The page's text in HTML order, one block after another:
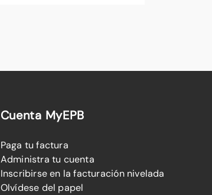
Cuenta MyEPB
Paga tu factura
Administra tu cuenta
Inscribirse en la facturación nivelada
Olvídese del papel